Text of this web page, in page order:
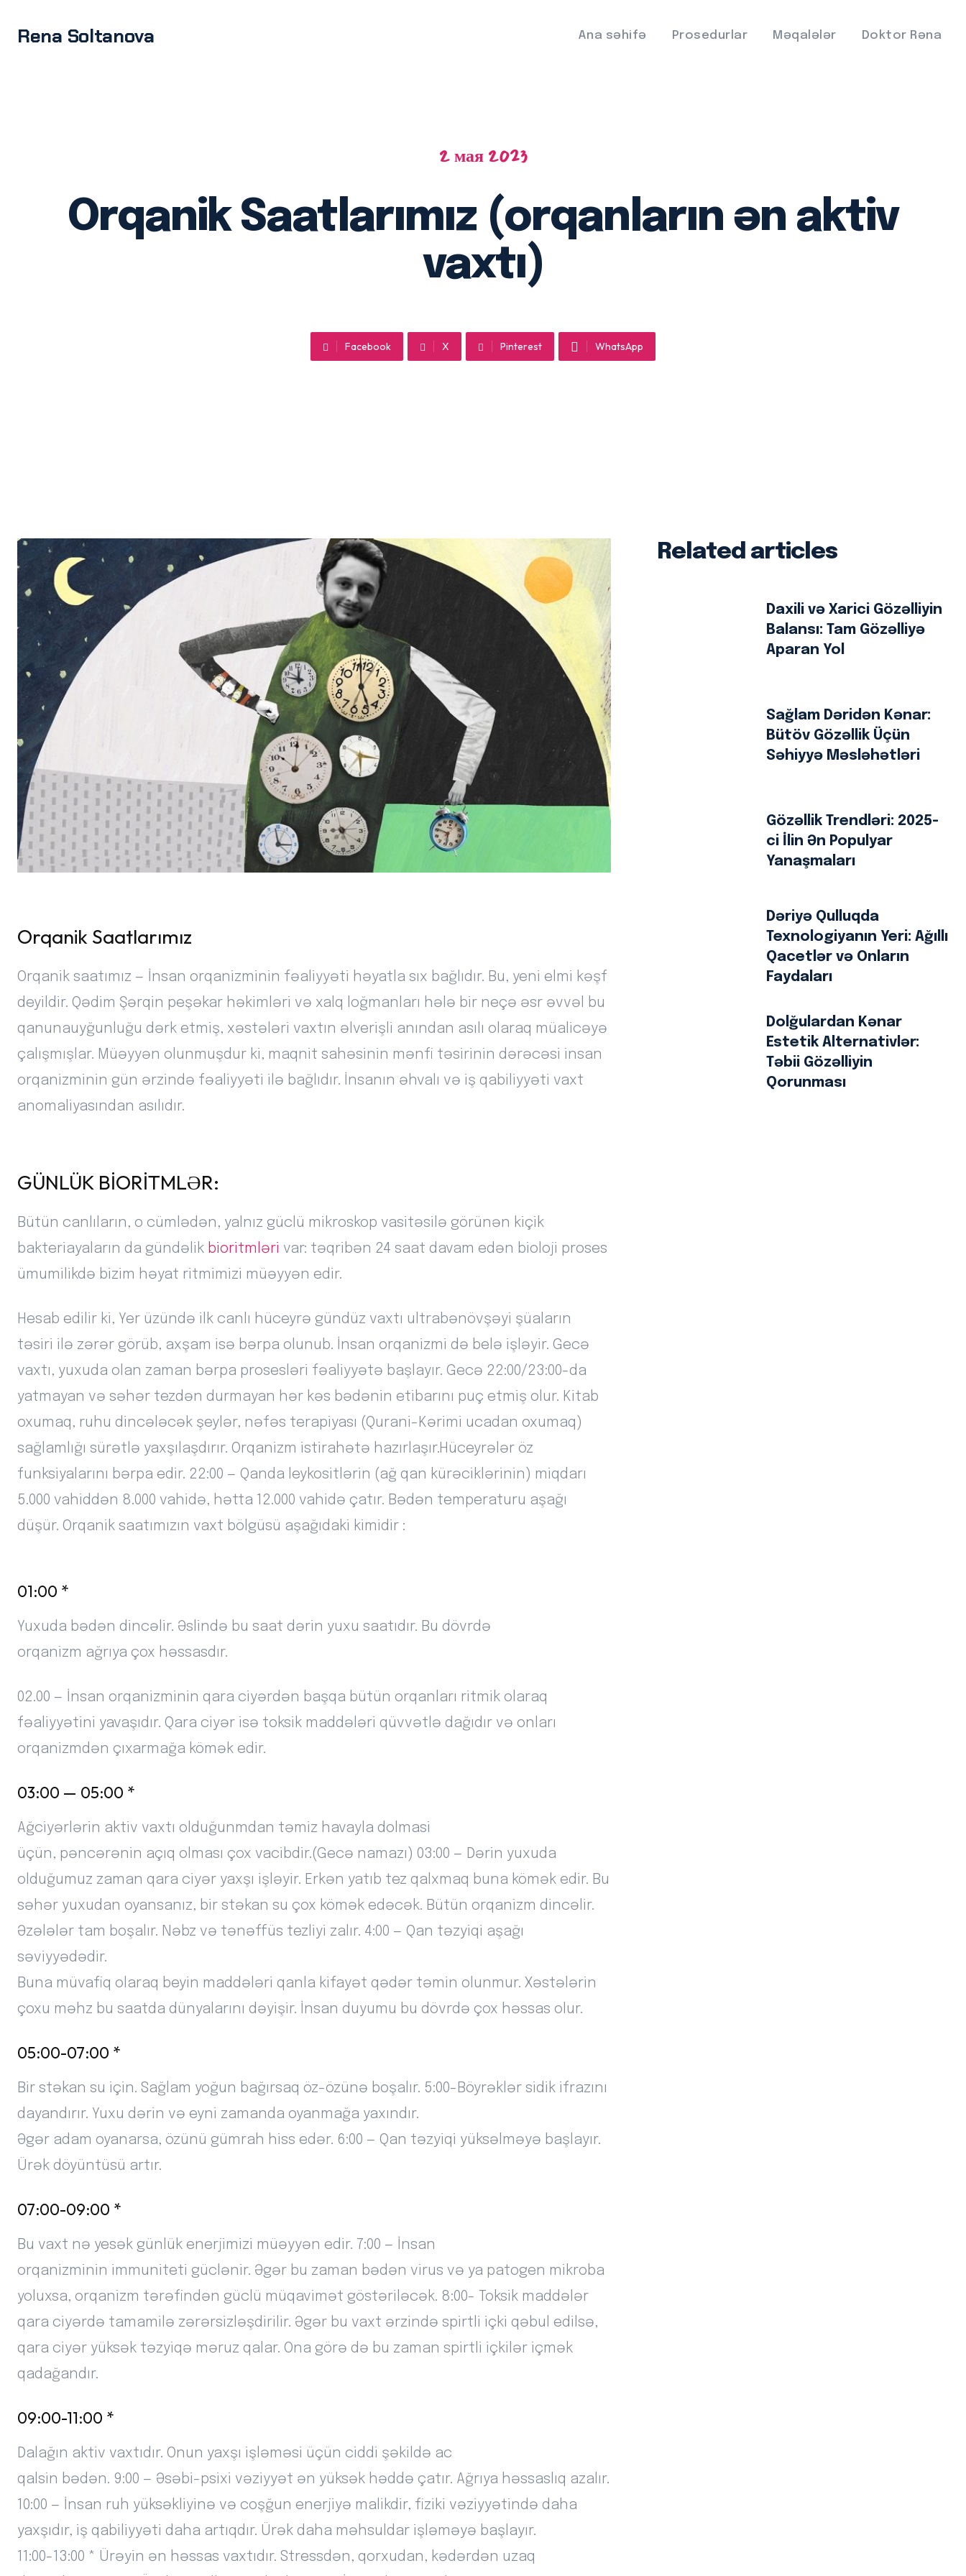
Rena Soltanova Ana səhifə Prosedurlar Məqalələr Doktor Rəna
2 мая 2023
Orqanik Saatlarımız (orqanların ən aktiv
vaxtı)
Facebook X Pinterest WhatsApp
Orqanik Saatlarımız
Orqanik saatımız — İnsan orqanizminin fəaliyyəti həyatla sıx bağlıdır. Bu, yeni elmi kəşf
deyildir. Qədim Şərqin peşəkar həkimləri və xalq loğmanları hələ bir neçə əsr əvvəl bu
qanunauyğunluğu dərk etmiş, xəstələri vaxtın əlverişli anından asılı olaraq müalicəyə
çalışmışlar. Müəyyən olunmuşdur ki, maqnit sahəsinin mənfi təsirinin dərəcəsi insan
orqanizminin gün ərzində fəaliyyəti ilə bağlıdır. İnsanın əhvalı və iş qabiliyyəti vaxt
anomaliyasından asılıdır.
GÜNLÜK BİORİTMLƏR:
Bütün canlıların, o cümlədən, yalnız güclü mikroskop vasitəsilə görünən kiçik
bakteriayaların da gündəlik bioritmləri var: təqribən 24 saat davam edən bioloji proses
ümumilikdə bizim həyat ritmimizi müəyyən edir.
Hesab edilir ki, Yer üzündə ilk canlı hüceyrə gündüz vaxtı ultrabənövşəyi şüaların
təsiri ilə zərər görüb, axşam isə bərpa olunub. İnsan orqanizmi də belə işləyir. Gecə
vaxtı, yuxuda olan zaman bərpa prosesləri fəaliyyətə başlayır. Gecə 22:00/23:00-da
yatmayan və səhər tezdən durmayan hər kəs bədənin etibarını puç etmiş olur. Kitab
oxumaq, ruhu dincələcək şeylər, nəfəs terapiyası (Qurani-Kərimi ucadan oxumaq)
sağlamlığı sürətlə yaxşılaşdırır. Orqanizm istirahətə hazırlaşır.Hüceyrələr öz
funksiyalarını bərpa edir. 22:00 — Qanda leykositlərin (ağ qan kürəciklərinin) miqdarı
5.000 vahiddən 8.000 vahidə, hətta 12.000 vahidə çatır. Bədən temperaturu aşağı
düşür. Orqanik saatımızın vaxt bölgüsü aşağıdaki kimidir :
01:00 *
Yuxuda bədən dincəlir. Əslində bu saat dərin yuxu saatıdır. Bu dövrdə
orqanizm ağrıya çox həssasdır.
02.00 — İnsan orqanizminin qara ciyərdən başqa bütün orqanları ritmik olaraq
fəaliyyətini yavaşıdır. Qara ciyər isə toksik maddələri qüvvətlə dağıdır və onları
orqanizmdən çıxarmağa kömək edir.
03:00 — 05:00 *
Ağciyərlərin aktiv vaxtı olduğunmdan təmiz havayla dolmasi
üçün, pəncərənin açıq olması çox vacibdir.(Gecə namazı) 03:00 — Dərin yuxuda
olduğumuz zaman qara ciyər yaxşı işləyir. Erkən yatıb tez qalxmaq buna kömək edir. Bu
səhər yuxudan oyansanız, bir stəkan su çox kömək edəcək. Bütün orqanizm dincəlir.
Əzələlər tam boşalır. Nəbz və tənəffüs tezliyi zalır. 4:00 — Qan təzyiqi aşağı
səviyyədədir.
Buna müvafiq olaraq beyin maddələri qanla kifayət qədər təmin olunmur. Xəstələrin
çoxu məhz bu saatda dünyalarını dəyişir. İnsan duyumu bu dövrdə çox həssas olur.
05:00-07:00 *
Bir stəkan su için. Sağlam yoğun bağırsaq öz-özünə boşalır. 5:00-Böyrəklər sidik ifrazını
dayandırır. Yuxu dərin və eyni zamanda oyanmağa yaxındır.
Əgər adam oyanarsa, özünü gümrah hiss edər. 6:00 — Qan təzyiqi yüksəlməyə başlayır.
Ürək döyüntüsü artır.
07:00-09:00 *
Bu vaxt nə yesək günlük enerjimizi müəyyən edir. 7:00 — İnsan
orqanizminin immuniteti güclənir. Əgər bu zaman bədən virus və ya patogen mikroba
yoluxsa, orqanizm tərəfindən güclü müqavimət göstəriləcək. 8:00- Toksik maddələr
qara ciyərdə tamamilə zərərsizləşdirilir. Əgər bu vaxt ərzində spirtli içki qəbul edilsə,
qara ciyər yüksək təzyiqə məruz qalar. Ona görə də bu zaman spirtli içkilər içmək
qadağandır.
09:00-11:00 *
Dalağın aktiv vaxtıdır. Onun yaxşı işləməsi üçün ciddi şəkildə ac
qalsin bədən. 9:00 — Əsəbi-psixi vəziyyət ən yüksək həddə çatır. Ağrıya həssaslıq azalır.
10:00 — İnsan ruh yüksəkliyinə və coşğun enerjiyə malikdir, fiziki vəziyyətində daha
yaxşıdır, iş qabiliyyəti daha artıqdır. Ürək daha məhsuldar işləməyə başlayır.
11:00-13:00 * Ürəyin ən həssas vaxtıdır. Stressdən, qorxudan, kədərdən uzaq
Related articles
Daxili və Xarici Gözəlliyin
Balansı: Tam Gözəlliyə
Aparan Yol
Sağlam Dəridən Kənar:
Bütöv Gözəllik Üçün
Səhiyyə Məsləhətləri
Gözəllik Trendləri: 2025-
ci İlin Ən Populyar
Yanaşmaları
Dəriyə Qulluqda
Texnologiyanın Yeri: Ağıllı
Qacetlər və Onların
Faydaları
Dolğulardan Kənar
Estetik Alternativlər:
Təbii Gözəlliyin
Qorunması